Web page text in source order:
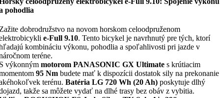
pohodlia
dobrodružstvo na novom horskom celoodpruženom
e-Full 9.10. Tento bicykel je navrhnutý pre tých, ktorí
kombináciu výkonu, pohodlia a spoľahlivosti pri jazde v
teréne.
výkonným motorom PANASONIC GX Ultimate s krútiacim
95 Nm budete mať k dispozícii dostatok sily na prekonanie
terénu. Batéria LG 720 Wh (20 Ah) poskytuje dlhý
takže sa môžete vydať na dlhé trasy bez obáv z vybitia.